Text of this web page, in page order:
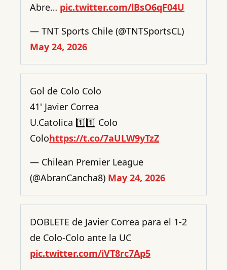
Abre… pic.twitter.com/lBsO6qF04U
— TNT Sports Chile (@TNTSportsCL)
May 24, 2026
Gol de Colo Colo
41' Javier Correa
U.Catolica 1️⃣1️⃣ Colo
Colohttps://t.co/7aULW9yTzZ
— Chilean Premier League
(@AbranCancha8) May 24, 2026
DOBLETE de Javier Correa para el 1-2
de Colo-Colo ante la UC
pic.twitter.com/iVT8rc7Ap5